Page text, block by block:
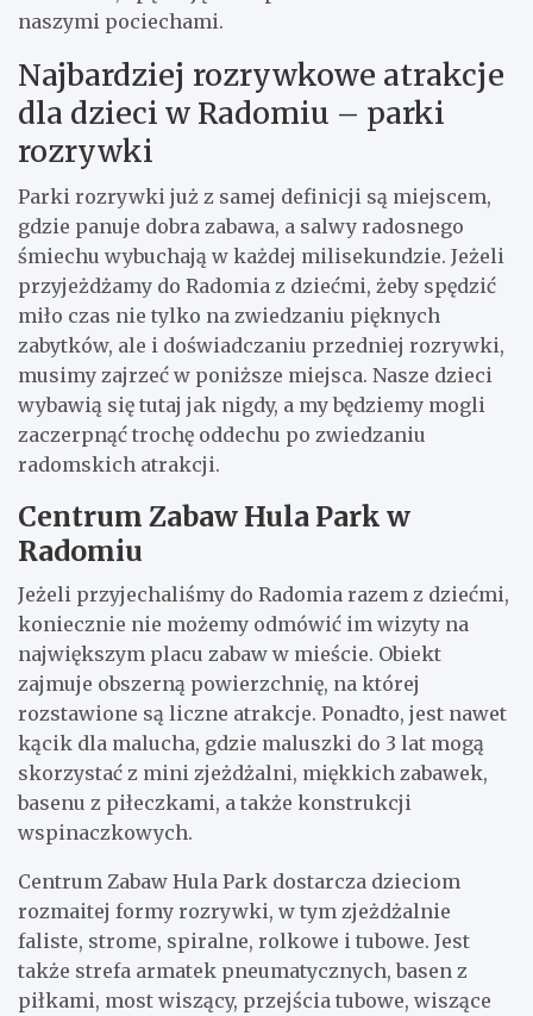
naszymi pociechami.
Najbardziej rozrywkowe atrakcje
dla dzieci w Radomiu – parki
rozrywki
Parki rozrywki już z samej definicji są miejscem,
gdzie panuje dobra zabawa, a salwy radosnego
śmiechu wybuchają w każdej milisekundzie. Jeżeli
przyjeżdżamy do Radomia z dziećmi, żeby spędzić
miło czas nie tylko na zwiedzaniu pięknych
zabytków, ale i doświadczaniu przedniej rozrywki,
musimy zajrzeć w poniższe miejsca. Nasze dzieci
wybawią się tutaj jak nigdy, a my będziemy mogli
zaczerpnąć trochę oddechu po zwiedzaniu
radomskich atrakcji.
Centrum Zabaw Hula Park w
Radomiu
Jeżeli przyjechaliśmy do Radomia razem z dziećmi,
koniecznie nie możemy odmówić im wizyty na
największym placu zabaw w mieście. Obiekt
zajmuje obszerną powierzchnię, na której
rozstawione są liczne atrakcje. Ponadto, jest nawet
kącik dla malucha, gdzie maluszki do 3 lat mogą
skorzystać z mini zjeżdżalni, miękkich zabawek,
basenu z piłeczkami, a także konstrukcji
wspinaczkowych.
Centrum Zabaw Hula Park dostarcza dzieciom
rozmaitej formy rozrywki, w tym zjeżdżalnie
faliste, strome, spiralne, rolkowe i tubowe. Jest
także strefa armatek pneumatycznych, basen z
piłkami, most wiszący, przejścia tubowe, wiszące